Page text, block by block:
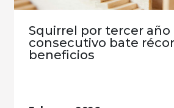
Squirrel por tercer año
consecutivo bate
beneficios